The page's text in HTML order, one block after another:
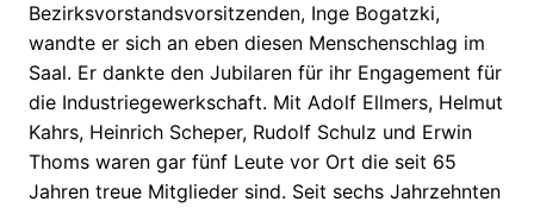
Bezirksvorstandsvorsitzenden, Inge Bogatzki,
wandte er sich an eben diesen Menschenschlag im
Saal. Er dankte den Jubilaren für ihr Engagement für
die Industriegewerkschaft. Mit Adolf Ellmers, Helmut
Kahrs, Heinrich Scheper, Rudolf Schulz und Erwin
Thoms waren gar fünf Leute vor Ort die seit 65
Jahren treue Mitglieder sind. Seit sechs Jahrzehnten